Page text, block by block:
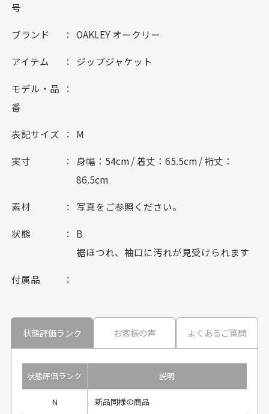
号
ブランド OAKLEY オークリー
アイテム ジップジャケット
モデル・品
番
表記サイズ M
実寸
身幅：54cm / 着丈：65.5cm / 裄丈：
86.5cm
素材 写真をご参照ください。
状態
B
裾ほつれ、袖口に汚れが見受けられます
付属品
状態評価ランク お客様の声 よくあるご質問
状態評価ランク 説明
N 新品同様の商品